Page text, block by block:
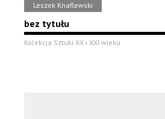
Leszek Knaflewski
bez tytułu
Kolekcja Sztuki XX i XXI wieku